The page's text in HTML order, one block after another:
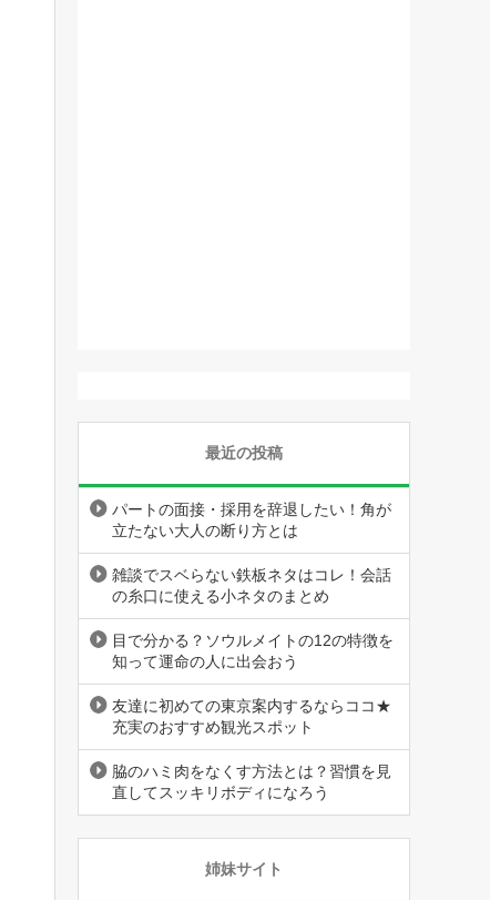
最近の投稿
パートの面接・採用を辞退したい！角が
立たない大人の断り方とは
雑談でスベらない鉄板ネタはコレ！会話
の糸口に使える小ネタのまとめ
目で分かる？ソウルメイトの12の特徴を
知って運命の人に出会おう
友達に初めての東京案内するならココ★
充実のおすすめ観光スポット
脇のハミ肉をなくす方法とは？習慣を見
直してスッキリボディになろう
姉妹サイト